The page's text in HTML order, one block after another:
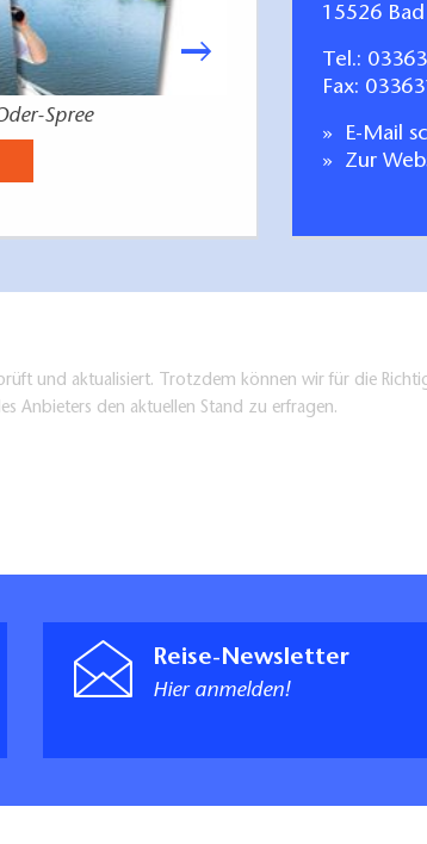
Spree
15526
Tel.:
Fax:
E-Mail
Zur
und aktualisiert. Trotzdem können wir für die
Anbieters den aktuellen Stand zu erfragen.
Reise-Newsletter
Hier anmelden!